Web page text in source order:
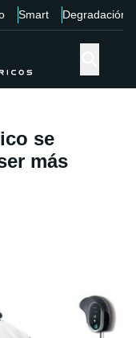
Smart Degradación
se
más